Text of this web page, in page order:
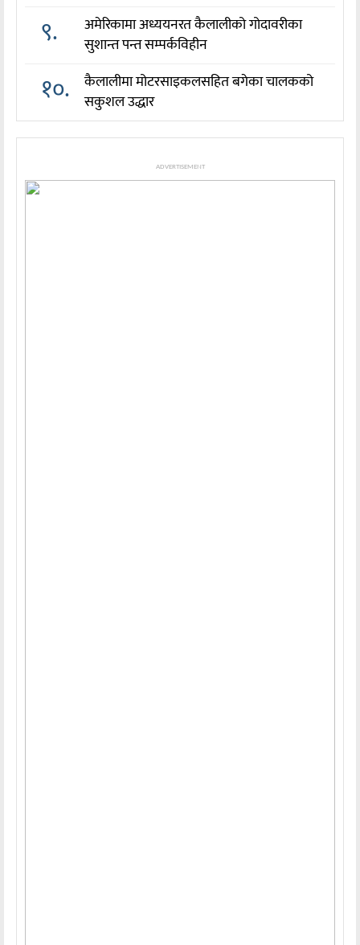
९.
अमेरिकामा अध्ययनरत कैलालीको गोदावरीका
सुशान्त पन्त सम्पर्कविहीन
१०.
कैलालीमा मोटरसाइकलसहित बगेका चालकको
सकुशल उद्धार
ADVERTISEMENT